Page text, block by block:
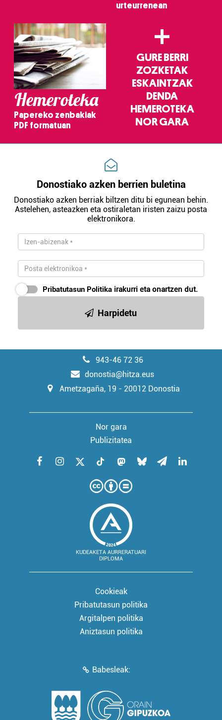
urteurrenean
Hemeroteka
Papereko zenbakiak
PDF formatuan
+
GURE BERRI
ZOZKETAK
ESKAINTZAK
DENDA
HEMEROTEKA
NOR GARA
Donostiako azken berrien buletina
Donostiako azken berriak biltzen ditu bi egunean behin.
Astelehen, asteazken eta ostiraletan iristen zaizu posta
elektronikora.
Pribatutasun Politika irakurri eta onartzen dut.
Harpidetu
943-46 72 36
donostia@hitza.eus
Ametzagaña, 19 - 20012 Donostia
Nor gara
Publizitatea
KUDEAKETA AURRERATUARI
DIPLOMA
Cookieak
Pribatutasun politika
Argitalpen politika
Aniztasun politika
Babesleak: